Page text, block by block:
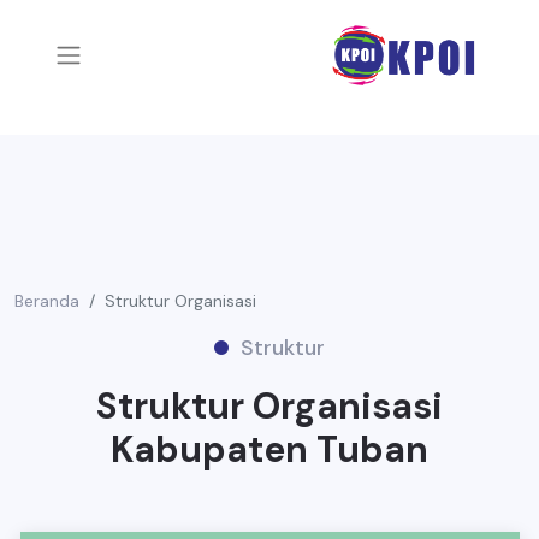
Beranda Struktur Organisasi
Struktur
Struktur Organisasi
Kabupaten Tuban